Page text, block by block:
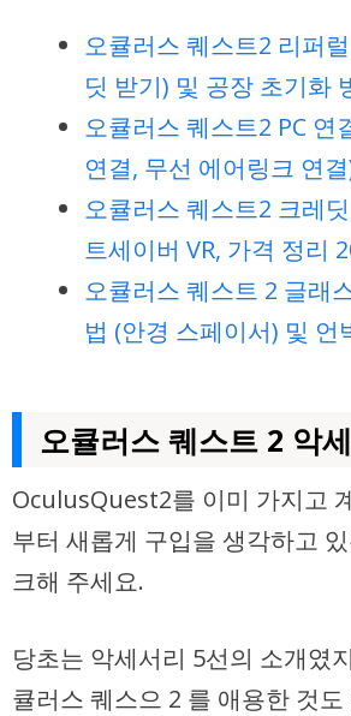
오큘러스 퀘스트2 리퍼
딧 받기) 및 공장 초기화
오큘러스 퀘스트2 PC 연
연결, 무선 에어링크 연
오큘러스 퀘스트2 크레
트세이버 VR, 가격 정리
오큘러스 퀘스트 2 글래
법 (안경 스페이서) 및 언
오큘러스 퀘스트 2 악
OculusQuest2를 이미 가지고
부터 새롭게 구입을 생각하고
크해 주세요.
당초는 악세서리 5선의 소개였
큘러스 퀘스으 2 를 애용한 것